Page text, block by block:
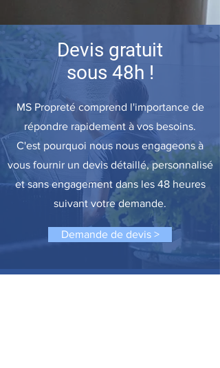
Devis gratuit
sous 48h !
MS Propreté comprend l'importance de
répondre rapidement à vos besoins.
C'est pourquoi nous nous engageons à
vous fournir un devis détaillé, personnalisé
et sans engagement dans les 48 heures
suivant votre demande.
Demande de devis >